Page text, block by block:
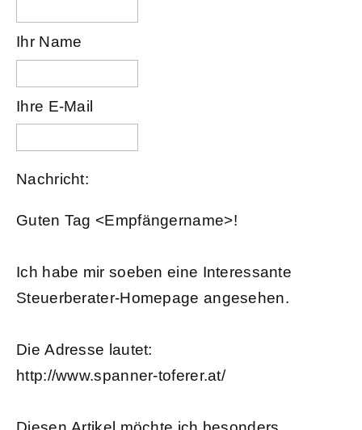
Ihr Name
Ihre E-Mail
Nachricht:
Guten Tag <Empfängername>!
Ich habe mir soeben eine Interessante
Steuerberater-Homepage angesehen.
Die Adresse lautet:
http://www.spanner-toferer.at/